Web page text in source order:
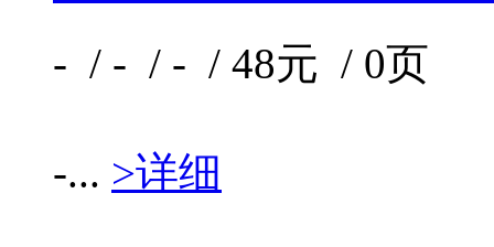
- / - / - / 48元 / 0页
-... >详细